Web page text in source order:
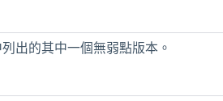
出的其中一個無弱點版本。